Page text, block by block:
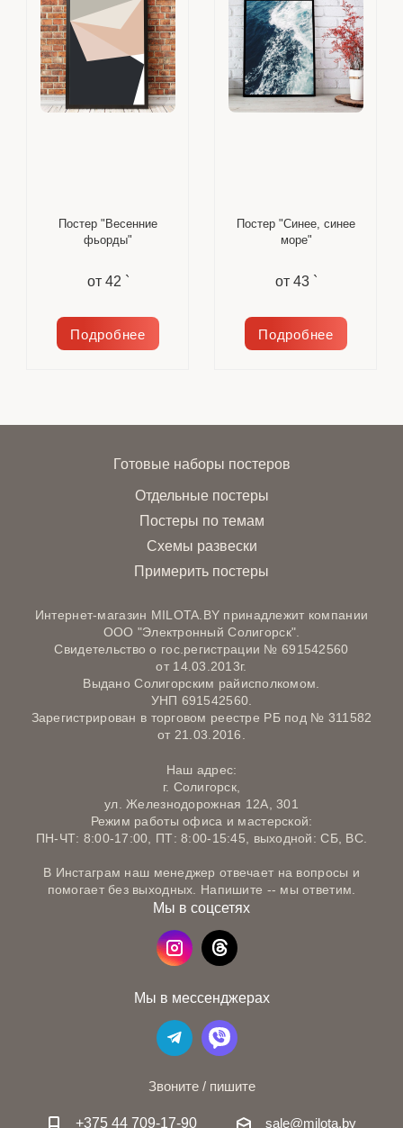
Постер "Весенние
фьорды"
от 42 `
Подробнее
Постер "Синее, синее
море"
от 43 `
Подробнее
Готовые наборы постеров
Отдельные постеры
Постеры по темам
Схемы развески
Примерить постеры
Интернет-магазин MILOTA.BY принадлежит компании
ООО "Электронный Солигорск".
Свидетельство о гос.регистрации № 691542560
от 14.03.2013г.
Выдано Солигорским райисполкомом.
УНП 691542560.
Зарегистрирован в торговом реестре РБ под № 311582
от 21.03.2016.
Наш адрес:
г. Солигорск,
ул. Железнодорожная 12А, 301
Режим работы офиса и мастерской:
ПН-ЧТ: 8:00-17:00, ПТ: 8:00-15:45, выходной: СБ, ВС.
В Инстаграм наш менеджер отвечает на вопросы и
помогает без выходных. Напишите -- мы ответим.
Мы в соцсетях
Мы в мессенджерах
Звоните / пишите
+375 44 709-17-90 sale@milota.by